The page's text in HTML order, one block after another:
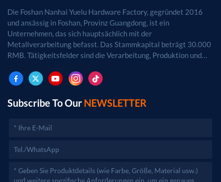
Die Foshan Nanhai Yuelu Hardware Factory, gegründet 2016
und ansässig in Foshan, Provinz Guangdong, ist ein
Unternehmen, das sich hauptsächlich mit der
Metallverarbeitung befasst. Das Stammkapital beträgt 30.000
RMB. Tätigkeitsfelder sind die Verarbeitung, Produktion und
genehmigungspflichtigen Projekten dürfen die
Geschäftstätigkeiten erst nach Genehmigung durch die
zuständigen Behörden aufgenommen werden.)
Subscribe To Our NEWSLETTER